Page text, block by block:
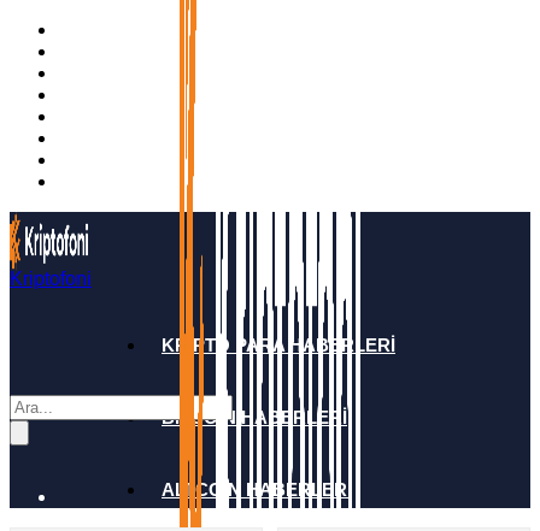
Kriptofoni
KRİPTO PARA HABERLERİ
BİTCOİN HABERLERİ
ALTCOİN HABERLERİ